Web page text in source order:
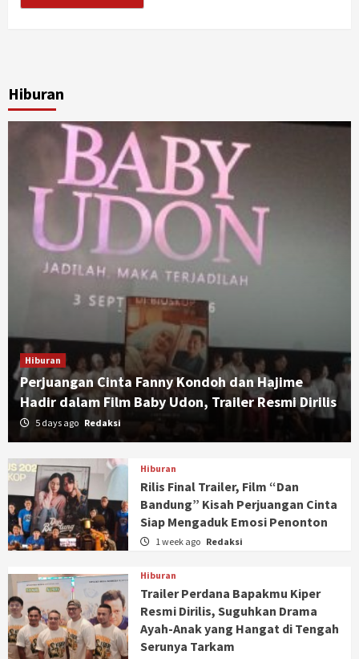
Hiburan
Hiburan
Perjuangan Cinta Fanny Kondoh dan Hajime
Hadir dalam Film Baby Udon, Trailer Resmi Dirilis
5 days ago Redaksi
Hiburan
Rilis Final Trailer, Film “Dan
Bandung” Kisah Perjuangan Cinta
Siap Mengaduk Emosi Penonton
1 week ago Redaksi
Hiburan
Trailer Perdana Bapakmu Kiper
Resmi Dirilis, Suguhkan Drama
Ayah-Anak yang Hangat di Tengah
Serunya Tarkam